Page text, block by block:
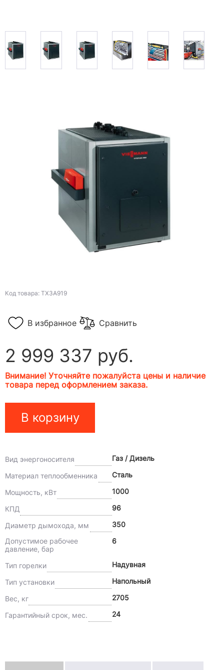
Код товара: TX3A919
В избранное Сравнить
2 999 337 руб.
Внимание! Уточняйте пожалуйста цены и наличие
товара перед оформлением заказа.
В корзину
Вид энергоносителя Газ / Дизель
Материал теплообменника Сталь
Мощность, кВт 1000
КПД 96
Диаметр дымохода, мм
350
Допустимое рабочее
давление, бар
6
Тип горелки Надувная
Тип установки Напольный
Вес, кг 2705
Гарантийный срок, мес. 24